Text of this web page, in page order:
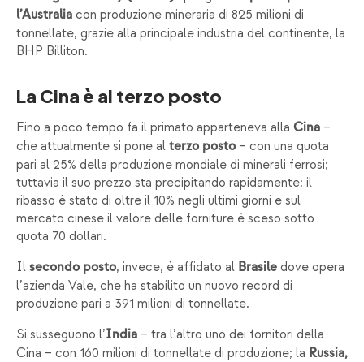
l’Australia con produzione mineraria di 825 milioni di
tonnellate, grazie alla principale industria del continente, la
BHP Billiton.
La Cina è al terzo posto
Fino a poco tempo fa il primato apparteneva alla Cina –
che attualmente si pone al terzo posto – con una quota
pari al 25% della produzione mondiale di minerali ferrosi;
tuttavia il suo prezzo sta precipitando rapidamente: il
ribasso è stato di oltre il 10% negli ultimi giorni e sul
mercato cinese il valore delle forniture è sceso sotto
quota 70 dollari.
Il secondo posto, invece, è affidato al Brasile dove opera
l’azienda Vale, che ha stabilito un nuovo record di
produzione pari a 391 milioni di tonnellate.
Si susseguono l’India – tra l’altro uno dei fornitori della
Cina – con 160 milioni di tonnellate di produzione; la Russia,